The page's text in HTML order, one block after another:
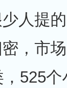
人提
，市
525